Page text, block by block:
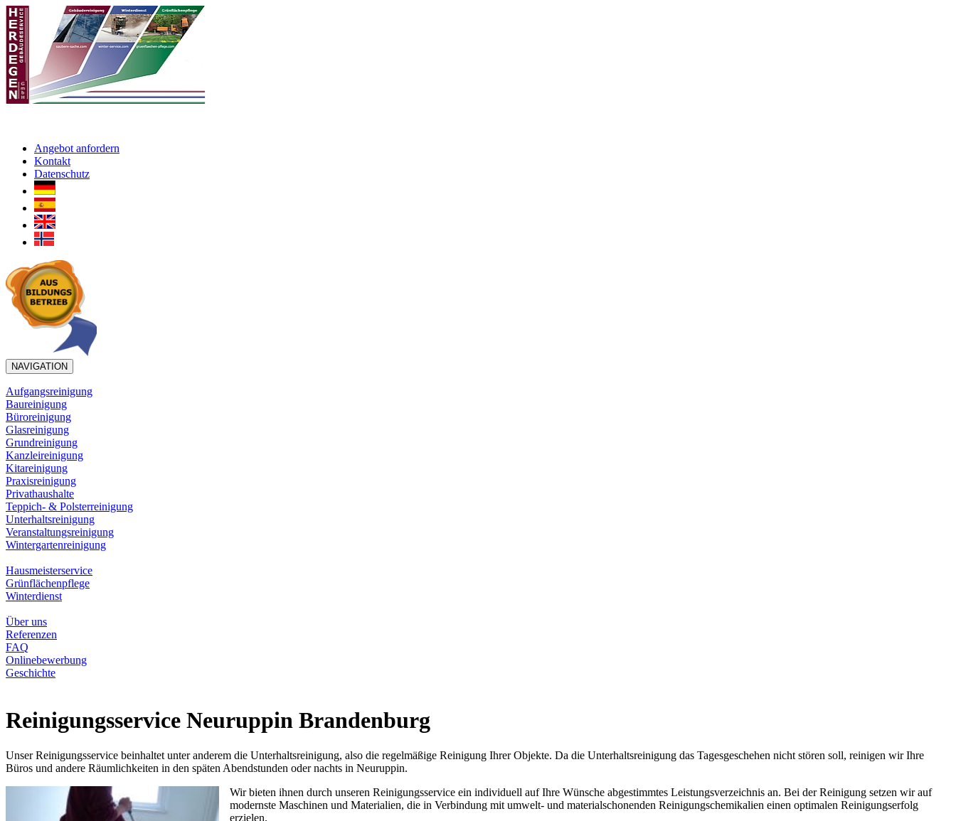
Angebot anfordern
Kontakt
Datenschutz
NAVIGATION
Aufgangsreinigung
Baureinigung
Büroreinigung
Glasreinigung
Grundreinigung
Kanzleireinigung
Kitareinigung
Praxisreinigung
Privathaushalte
Teppich- & Polsterreinigung
Unterhaltsreinigung
Veranstaltungsreinigung
Wintergartenreinigung
Hausmeisterservice
Grünflächenpflege
Winterdienst
Über uns
Referenzen
FAQ
Onlinebewerbung
Geschichte
Reinigungsservice Neuruppin Brandenburg
Unser Reinigungsservice beinhaltet unter anderem die Unterhaltsreinigung, also die regelmäßige Reinigung Ihrer Objekte. Da die Unterhaltsreinigung das Tagesgeschehen nicht stören soll, reinigen wir Ihre
Büros und andere Räumlichkeiten in den späten Abendstunden oder nachts in Neuruppin.
Wir bieten ihnen durch unseren Reinigungsservice ein individuell auf Ihre Wünsche abgestimmtes Leistungsverzeichnis an. Bei der Reinigung setzen wir auf
modernste Maschinen und Materialien, die in Verbindung mit umwelt- und materialschonenden Reinigungschemikalien einen optimalen Reinigungserfolg
erzielen.